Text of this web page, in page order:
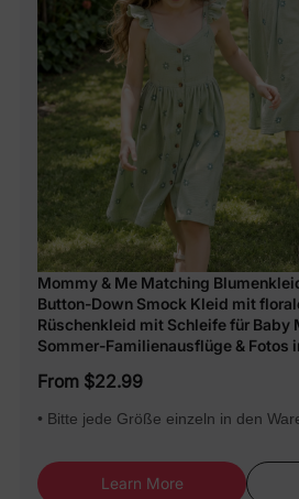
Mommy & Me Matching
Button-Down Smock Kleid mit
Rüschenkleid mit Schleife für Baby
Sommer-Familienausflüge & Fotos
From $22.99
• Bitte jede Größe einzeln in den
Learn More